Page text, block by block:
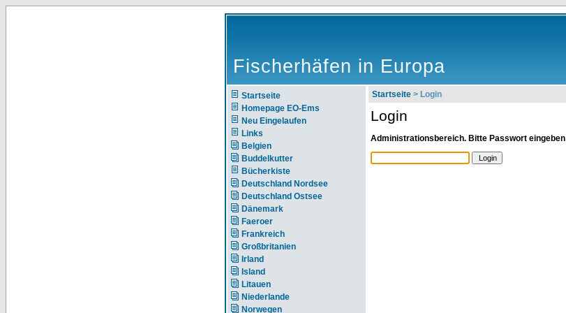
Fischerhäfen in Europa
Startseite
Homepage EO-Ems
Neu Eingelaufen
Links
Belgien
Buddelkutter
Bücherkiste
Deutschland Nordsee
Deutschland Ostsee
Dänemark
Faeroer
Frankreich
Großbritanien
Irland
Island
Litauen
Niederlande
Norwegen
Startseite > Login
Login
Administrationsbereich. Bitte Passwort eingeben